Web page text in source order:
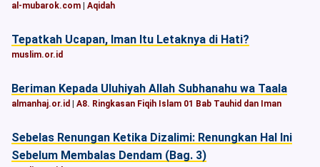
al-mubarok.com Aqidah
Tepatkah Ucapan, Iman Itu Letaknya di Hati?
muslim.or.id
Beriman Kepada Uluhiyah Allah Subhanahu wa Taala
almanhaj.or.id A8. Ringkasan Fiqih Islam 01 Bab Tauhid dan Iman
Sebelas Renungan Ketika Dizalimi: Renungkan Hal Ini
Sebelum Membalas Dendam (Bag. 3)